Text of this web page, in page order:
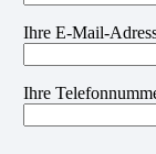
Ihre E-Mail-
Ihre